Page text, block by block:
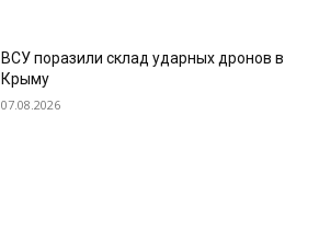
ВСУ поразили склад ударных дронов в
Крыму
07.08.2026